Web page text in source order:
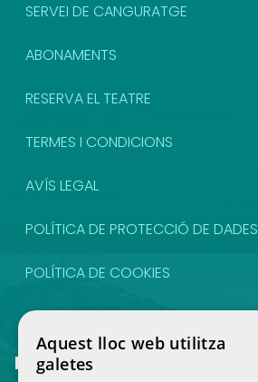
SERVEI DE CANGURATGE
ABONAMENTS
RESERVA EL TEATRE
TERMES I CONDICIONS
AVÍS LEGAL
POLÍTICA DE PROTECCIÓ DE DADES
POLÍTICA DE COOKIES
CONTACTE
Estiguem en contacte
Aquest lloc web utilitza
galetes